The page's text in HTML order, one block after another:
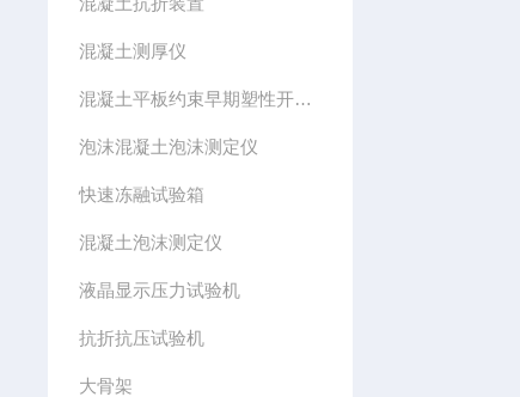
混凝土测厚仪
混凝土平板约束早期塑性开裂模具
泡沫混凝土泡沫测定仪
快速冻融试验箱
混凝土泡沫测定仪
液晶显示压力试验机
抗折抗压试验机
大骨架